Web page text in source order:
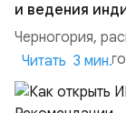
и ведения
Черногория,
для
возможности
Читать 3 мин.